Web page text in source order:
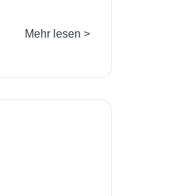
Mehr lesen >